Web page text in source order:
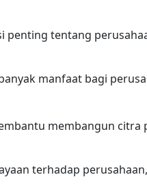
tentang
manfaat bagi
membangun citra
terhadap